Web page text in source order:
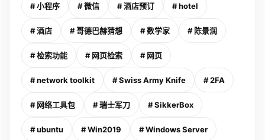
# 小程序 # 微信 # 酒店预订 # hotel
# 酒店 # 哥德巴赫猜想 # 数学家 # 陈景润
# 检索功能 # 网页检索 # 网页
# network toolkit # Swiss Army Knife # 2FA
# 网络工具包 # 瑞士军刀 # SikkerBox
# ubuntu # Win2019 # Windows Server